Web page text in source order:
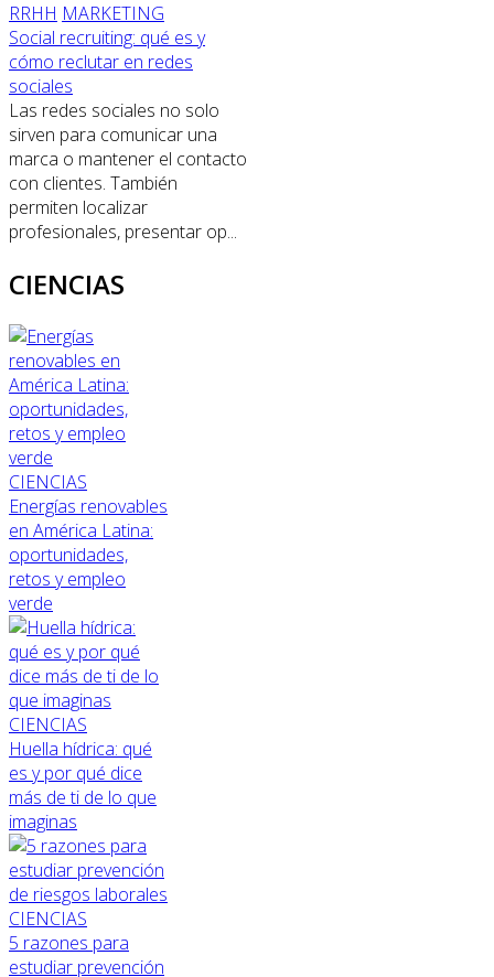
RRHH MARKETING
Social recruiting: qué es y
cómo reclutar en redes
sociales
Las redes sociales no solo
sirven para comunicar una
marca o mantener el contacto
con clientes. También
permiten localizar
profesionales, presentar op...
CIENCIAS
CIENCIAS
Energías renovables
en América Latina:
oportunidades,
retos y empleo
verde
CIENCIAS
Huella hídrica: qué
es y por qué dice
más de ti de lo que
imaginas
CIENCIAS
5 razones para
estudiar prevención